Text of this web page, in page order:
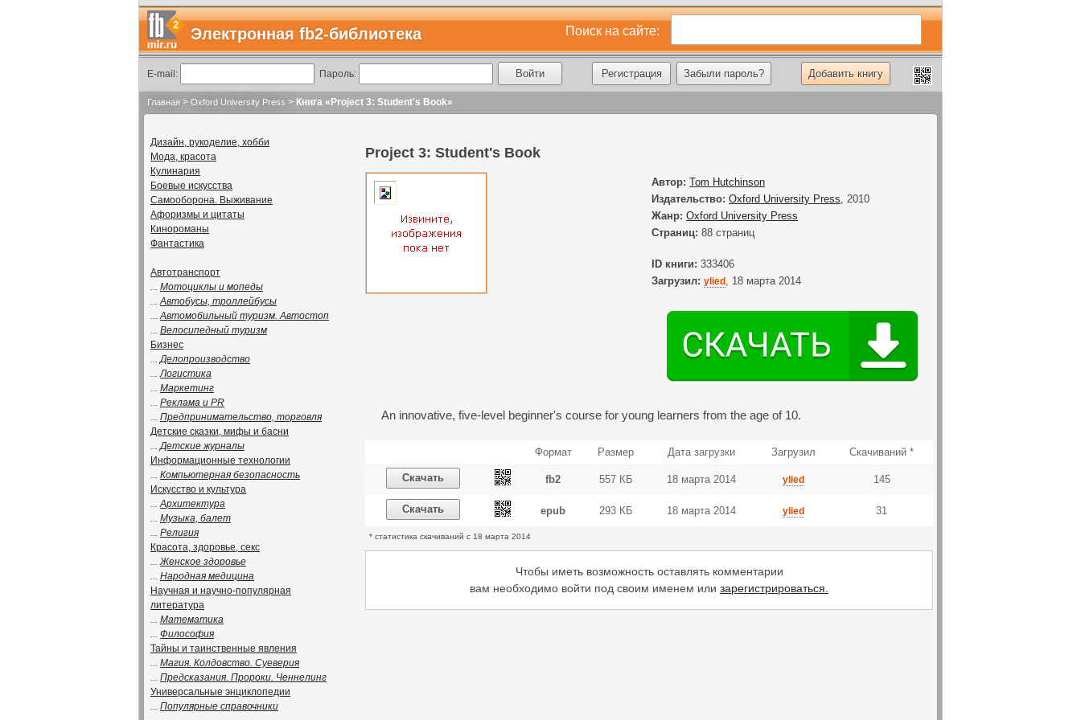
Электронная fb2-библиотека Поиск на сайте:
E-mail: Пароль: Регистрация Забыли пароль? Добавить книгу
Главная > Oxford University Press > Книга «Project 3: Student's Book»
Дизайн, рукоделие, хобби
Мода, красота
Кулинария
Боевые искусства
Самооборона. Выживание
Афоризмы и цитаты
Кинороманы
Фантастика
Автотранспорт
... Мотоциклы и мопеды
...Автобусы, троллейбусы
...Автомобильный туризм. Автостоп
... Велосипедный туризм
Бизнес
...Делопроизводство
...Логистика
... Маркетинг
... Реклама и PR
... Предпринимательство, торговля
Детские сказки, мифы и басни
...Детские журналы
Информационные технологии
... Компьютерная безопасность
Искусство и культура
...Архитектура
... Музыка, балет
... Религия
Красота, здоровье, секс
...Женское здоровье
... Народная медицина
Научная и научно-популярная
литература
... Математика
... Философия
Тайны и таинственные явления
... Магия. Колдовство. Суеверия
... Предсказания. Пророки. Ченнелинг
Универсальные энциклопедии
... Популярные справочники
Project 3: Student's Book
Автор: Tom Hutchinson
Издательство: Oxford University Press, 2010
Жанр: Oxford University Press
Страниц: 88 страниц
ID книги: 333406
Загрузил: ylied , 18 марта 2014
An innovative, five-level beginner's course for young learners from the age of 10.
Формат Размер Дата загрузки Загрузил Скачиваний *
Скачать fb2 557 КБ 18 марта 2014 ylied 145
Скачать epub 293 КБ 18 марта 2014 ylied 31
* статистика скачиваний с 18 марта 2014
Чтобы иметь возможность оставлять комментарии
вам необходимо войти под своим именем или зарегистрироваться.